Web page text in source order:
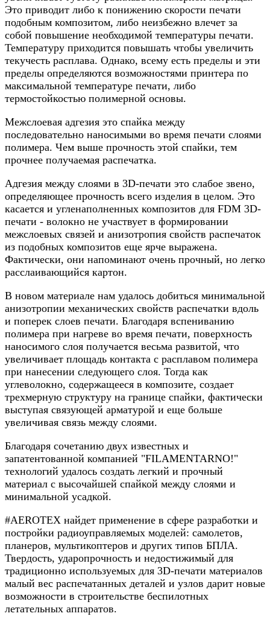
Это приводит либо к понижению скорости печати
подобным композитом, либо неизбежно влечет за
собой повышение необходимой температуры печати.
Температуру приходится повышать чтобы увеличить
текучесть расплава. Однако, всему есть пределы и эти
пределы определяются возможностями принтера по
максимальной температуре печати, либо
термостойкостью полимерной основы.
Межслоевая адгезия это спайка между
последовательно наносимыми во время печати слоями
полимера. Чем выше прочность этой спайки, тем
прочнее получаемая распечатка.
Адгезия между слоями в 3D-печати это слабое звено,
определяющее прочность всего изделия в целом. Это
касается и угленаполненных композитов для FDM 3D-
печати - волокно не участвует в формировании
межслоевых связей и анизотропия свойств распечаток
из подобных композитов еще ярче выражена.
Фактически, они напоминают очень прочный, но легко
расслаивающийся картон.
В новом материале нам удалось добиться минимальной
анизотропии механических свойств распечатки вдоль
и поперек слоев печати. Благодаря вспениванию
полимера при нагреве во время печати, поверхность
наносимого слоя получается весьма развитой, что
увеличивает площадь контакта с расплавом полимера
при нанесении следующего слоя. Тогда как
углеволокно, содержащееся в композите, создает
трехмерную структуру на границе спайки, фактически
выступая связующей арматурой и еще больше
увеличивая связь между слоями.
Благодаря сочетанию двух известных и
запатентованной компанией "FILAMENTARNO!"
технологий удалось создать легкий и прочный
материал с высочайшей спайкой между слоями и
минимальной усадкой.
#AEROTEX найдет применение в сфере разработки и
постройки радиоуправляемых моделей: самолетов,
планеров, мультикоптеров и других типов БПЛА.
Твердость, ударопрочность и недостижимый для
традиционно используемых для 3D-печати материалов
малый вес распечатанных деталей и узлов дарит новые
возможности в строительстве беспилотных
летательных аппаратов.